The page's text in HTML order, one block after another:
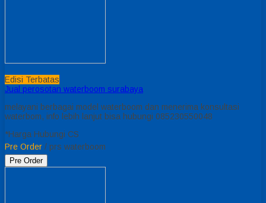
Edisi Terbatas
Jual perosotan waterboom surabaya
melayani berbagai model waterboom dan menerima konsultasi
waterbom, info lebih lanjut bisa hubungi 085230550048
*Harga Hubungi CS
Pre Order / prs waterboom
Pre Order